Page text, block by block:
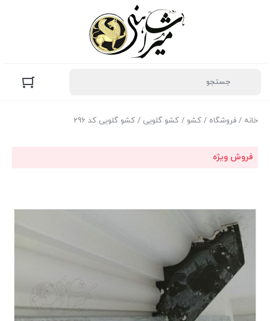
خانه / فروشگاه / کشو / کشو گلویی / کشو گلویی کد 296
فروش ویژه